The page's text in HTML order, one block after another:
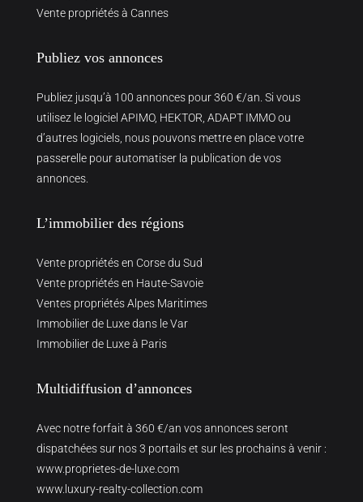
Vente propriétés à Cannes
Publiez vos annonces
Publiez jusqu’à 100 annonces pour 360 €/an. Si vous
utilisez le logiciel APIMO, HEKTOR, ADAPT IMMO ou
d’autres logiciels, nous pouvons mettre en place votre
passerelle pour automatiser la publication de vos
annonces.
L’immobilier des régions
Vente propriétés en Corse du Sud
Vente propriétés en Haute-Savoie
Ventes propriétés Alpes Maritimes
Immobilier de Luxe dans le Var
Immobilier de Luxe à Paris
Multidiffusion d’annonces
Avec notre forfait à 360 €/an vos annonces seront
dispatchées sur nos 3 portails et sur les prochains à venir :
www.proprietes-de-luxe.com
www.luxury-realty-collection.com